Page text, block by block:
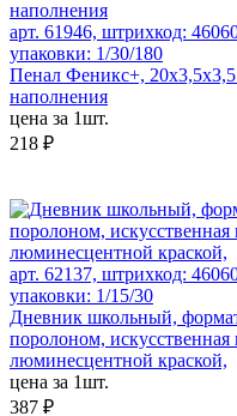
арт. 61946, штрихкод:
упаковки: 1/30/180
Пенал Феникс+, 20x3,5x3,5
наполнения
цена за 1шт.
218 ₽
арт. 62137, штрихкод:
упаковки: 1/15/30
Дневник школьный,
поролоном,
люминесцентной краской,
цена за 1шт.
387 ₽